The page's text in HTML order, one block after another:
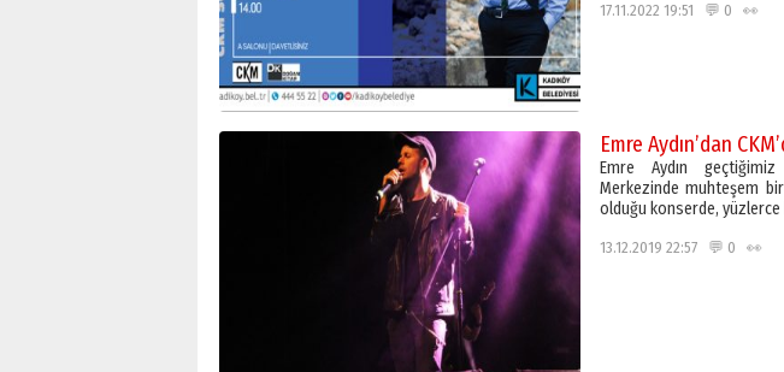
17.11.2022 19:51 💬 0 👀
Emre Aydın’dan
Emre Aydın
Merkezinde muhteşem
olduğu konserde, yüzlerce
13.12.2019 22:57 💬 0 👀